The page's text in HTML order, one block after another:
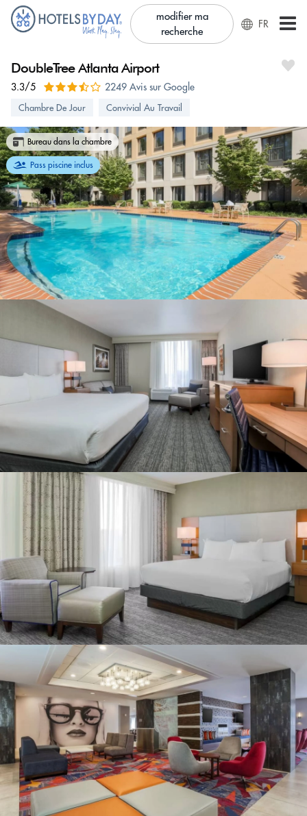
modifier ma
recherche
FR
DoubleTree Atlanta Airport
3.3/5 2249 Avis sur Google
Chambre De Jour Convivial Au Travail
Bureau dans la chambre
Pass piscine inclus